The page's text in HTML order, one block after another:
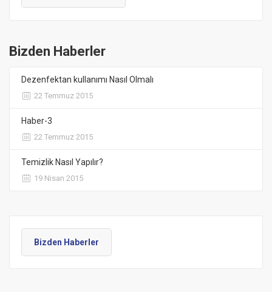
Bizden Haberler
Dezenfektan kullanımı Nasıl Olmalı
22 Temmuz 2015
Haber-3
22 Temmuz 2015
Temizlik Nasıl Yapılır?
19 Nisan 2015
Bizden Haberler